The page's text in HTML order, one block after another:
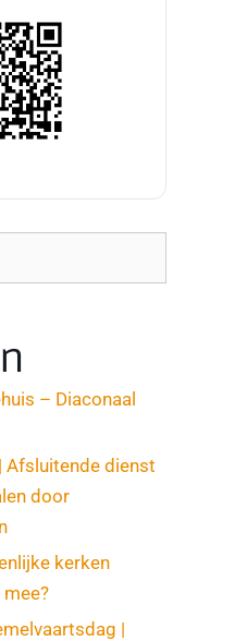
– Diaconaal
Afsluitende dienst
door
kerken
|